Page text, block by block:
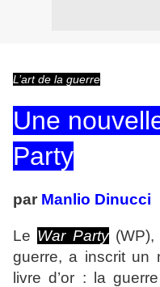
L’art de la guerre
Une
Party
par Manlio Dinucci
Le War Party(WP),
guerre, a inscrit un
livre d’or : la